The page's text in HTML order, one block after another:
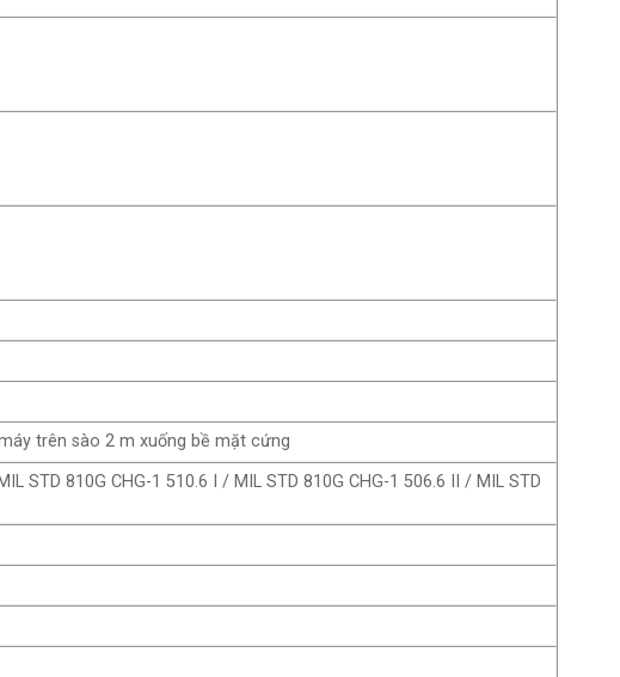
trên sào 2 m xuống bề mặt cứng
STD 810G CHG-1 510.6 I / MIL STD 810G CHG-1 506.6 II / MIL STD